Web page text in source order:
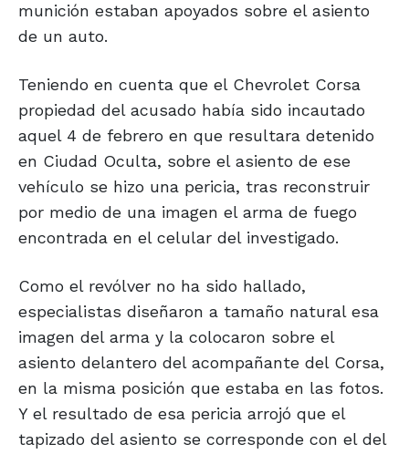
munición estaban apoyados sobre el asiento
de un auto.
Teniendo en cuenta que el Chevrolet Corsa
propiedad del acusado había sido incautado
aquel 4 de febrero en que resultara detenido
en Ciudad Oculta, sobre el asiento de ese
vehículo se hizo una pericia, tras reconstruir
por medio de una imagen el arma de fuego
encontrada en el celular del investigado.
Como el revólver no ha sido hallado,
especialistas diseñaron a tamaño natural esa
imagen del arma y la colocaron sobre el
asiento delantero del acompañante del Corsa,
en la misma posición que estaba en las fotos.
Y el resultado de esa pericia arrojó que el
tapizado del asiento se corresponde con el del